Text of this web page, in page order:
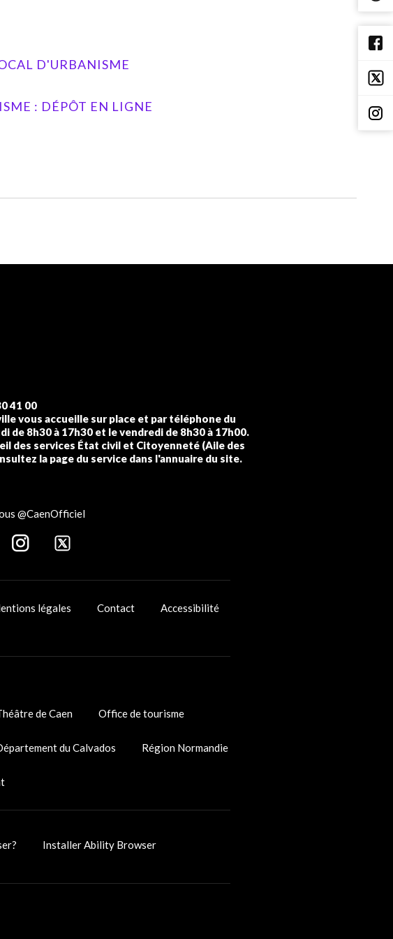
D'URBANISME
: DÉPÔT EN LIGNE
41 00
vous accueille sur place et par téléphone du
de 8h30 à 17h30 et le vendredi de 8h30 à 17h00.
des services État civil et Citoyenneté (Aile des
la page du service dans l'annuaire du site.
@CaenOfficiel
légales Contact
Accessibilité
de Caen Office de tourisme
du Calvados Région Normandie
Installer Ability Browser